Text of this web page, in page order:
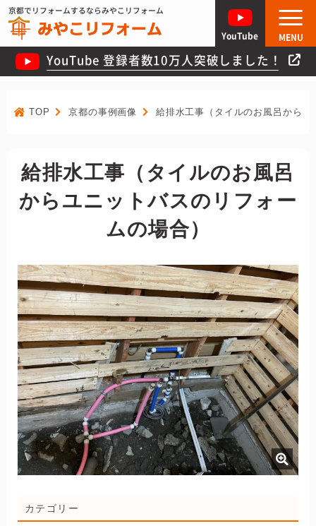
京都でリフォームするならみやこリフォーム
YouTube 登録者数10万人突破しました！
YouTube MENU
TOP 京都の事例画像 給排水工事（タイルのお風呂から
給排水工事（タイルのお風呂
からユニットバスのリフォー
ムの場合）
カテゴリー